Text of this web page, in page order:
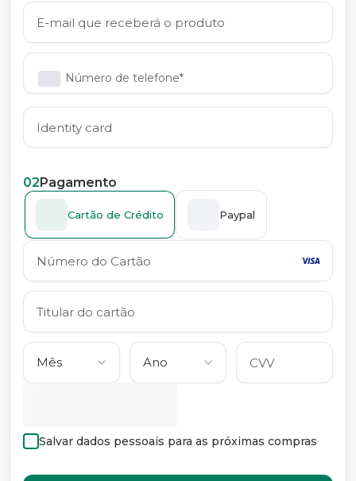
Número de telefone*
02Pagamento
Cartão de Crédito Paypal
Salvar dados pessoais para as próximas compras